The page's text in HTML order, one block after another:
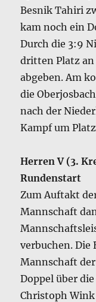
Besnik Tahiri
kam noch ein
Durch die 3:9
dritten Platz an
abgeben. Am
die
nach der
Kampf um
Herren V (3.
Rundenstart
Zum Auftakt
Mannschaft
verbuchen. Die
Mannschaft
Doppel über
Christoph